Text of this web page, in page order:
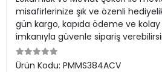
misafirlerinize şık ve özenli
gün kargo, kapıda ödeme ve
imkanıyla güvenle sipariş
Ürün Kodu: PMMS384ACV